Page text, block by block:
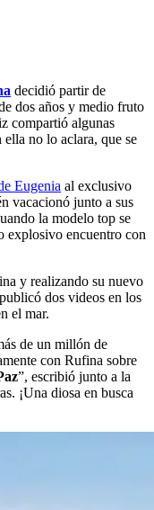
decidió partir de
dos años y medio fruto
compartió algunas
no lo aclara, que se
Eugenia al exclusivo
vacacionó junto a sus
la modelo top se
encuentro con
y realizando su nuevo
dos videos en los
el mar.
de un millón de
con Rufina sobre
”, escribió junto a la
¡Una diosa en busca